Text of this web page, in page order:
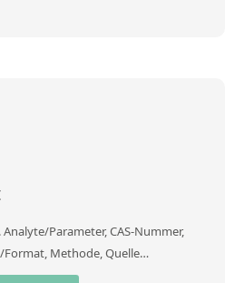
Parameter, CAS-Nummer,
Methode, Quelle…